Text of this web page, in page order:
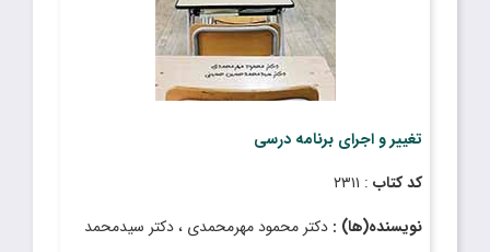
تغییر و اجرای برنامه درسی
کد کتاب : ۲۳۱۱
نویسنده(ها) : دکتر محمود مهرمحمدی ، دکتر سیدمحمد